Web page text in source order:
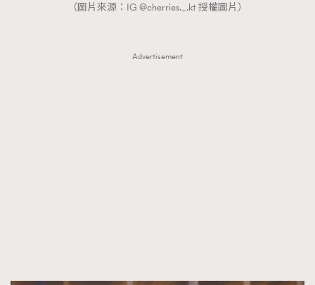
（圖片來源：IG @cherries._.kt 授權圖片）
Advertisement